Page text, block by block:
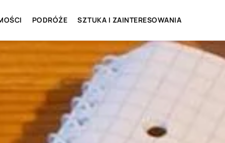
PODRÓŻE SZTUKA I ZAINTERESOWANIA